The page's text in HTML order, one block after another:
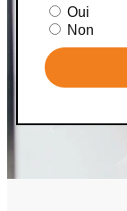
Oui
Non